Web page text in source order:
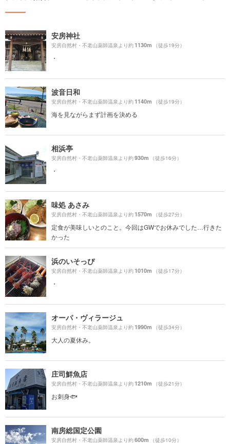
安房神社
安房自然村・不老山薬師温泉より約1130m （徒歩19分）
・
波音日和
安房自然村・不老山薬師温泉より約1140m （徒歩19分）
海を見ながらまず計画を決める
相浜亭
安房自然村・不老山薬師温泉より約930m （徒歩16分）
・
味処 あさみ
安房自然村・不老山薬師温泉より約1570m （徒歩27分）
定食が美味しいとのこと。今回はGWでお休みでした…行きた
かった
浜のいそっぴ
安房自然村・不老山薬師温泉より約1010m （徒歩17分）
・
オーパ・ヴィラージュ
安房自然村・不老山薬師温泉より約1990m （徒歩34分）
大人の夏休み。
庄司鮮魚店
安房自然村・不老山薬師温泉より約1210m （徒歩21分）
お刺身🐟
南房総国定公園
安房自然村・不老山薬師温泉より約600m （徒歩10分）